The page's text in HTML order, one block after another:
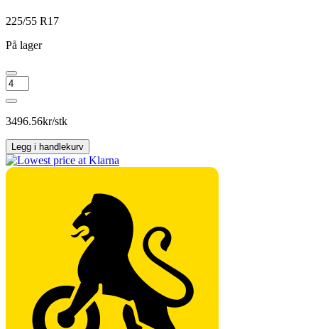
225/55 R17
På lager
CONTINENTAL
ContiIceContact
3
antall
3496.56kr/stk
Legg i handlekurv